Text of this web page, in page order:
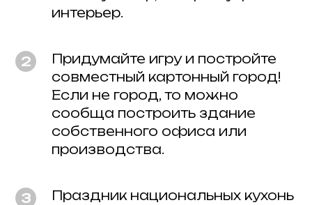
интерьер.
Придумайте игру и постройте
совместный картонный город!
Если не город, то можно
сообща построить здание
собственного офиса или
производства.
Праздник национальных кухонь